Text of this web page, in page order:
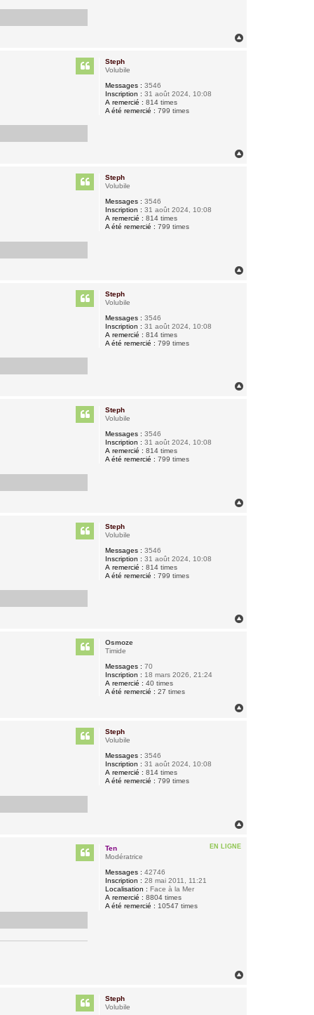
Steph
Volubile
Messages : 3546
Inscription : 31 août 2024, 10:08
A remercié : 814 times
A été remercié : 799 times
Steph
Volubile
Messages : 3546
Inscription : 31 août 2024, 10:08
A remercié : 814 times
A été remercié : 799 times
Steph
Volubile
Messages : 3546
Inscription : 31 août 2024, 10:08
A remercié : 814 times
A été remercié : 799 times
Steph
Volubile
Messages : 3546
Inscription : 31 août 2024, 10:08
A remercié : 814 times
A été remercié : 799 times
Steph
Volubile
Messages : 3546
Inscription : 31 août 2024, 10:08
A remercié : 814 times
A été remercié : 799 times
Osmoze
Timide
Messages : 70
Inscription : 18 mars 2026, 21:24
A remercié : 40 times
A été remercié : 27 times
Steph
Volubile
Messages : 3546
Inscription : 31 août 2024, 10:08
A remercié : 814 times
A été remercié : 799 times
EN LIGNE
Ten
Modératrice
Messages : 42746
Inscription : 28 mai 2011, 11:21
Localisation : Face à la Mer
A remercié : 8804 times
A été remercié : 10547 times
Steph
Volubile